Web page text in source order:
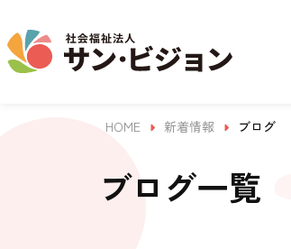
地域から探す
学童保育事業
法人について
法人の取り組み
お問い合わせHOME 新着情報 ブログ
ブログ一覧